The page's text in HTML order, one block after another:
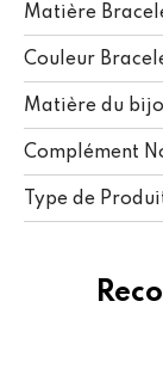
Matière
Couleur
Matière du
Complément
Type de